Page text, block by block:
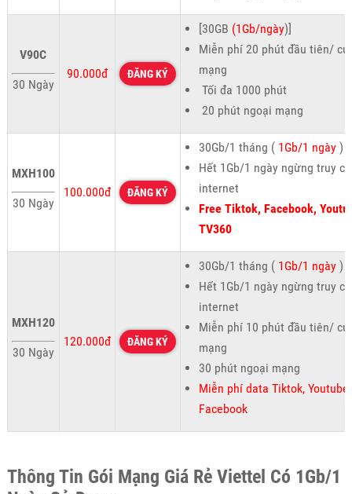
V90C
30 Ngày
90.000đ ĐĂNG KÝ
[30GB (1Gb/ngày)]
Miễn phí 20 phút đầu tiên/
mạng
Tối đa 1000 phút
20 phút ngoại mạng
MXH100
30 Ngày
100.000đ ĐĂNG KÝ
30Gb/1 tháng ( 1Gb/1 ngày)
Hết 1Gb/1 ngày ngừng truy
internet
Free Tiktok, Facebook,
TV360
MXH120
30 Ngày
120.000đ ĐĂNG KÝ
30Gb/1 tháng ( 1Gb/1 ngày)
Hết 1Gb/1 ngày ngừng truy
internet
Miễn phí 10 phút đầu tiên/
mạng
30 phút ngoại mạng
Miễn phí data Tiktok, Youtube,
Facebook
Thông Tin Gói Mạng Giá Rẻ Viettel Có 1Gb/1